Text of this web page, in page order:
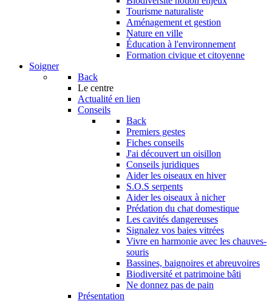
Tourisme naturaliste
Aménagement et gestion
Nature en ville
Éducation à l'environnement
Formation civique et citoyenne
Soigner
Back
Le centre
Actualité en lien
Conseils
Back
Premiers gestes
Fiches conseils
J'ai découvert un oisillon
Conseils juridiques
Aider les oiseaux en hiver
S.O.S serpents
Aider les oiseaux à nicher
Prédation du chat domestique
Les cavités dangereuses
Signalez vos baies vitrées
Vivre en harmonie avec les chauves-
souris
Bassines, baignoires et abreuvoires
Biodiversité et patrimoine bâti
Ne donnez pas de pain
Présentation